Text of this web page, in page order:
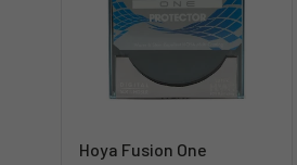
Hoya Fusion One